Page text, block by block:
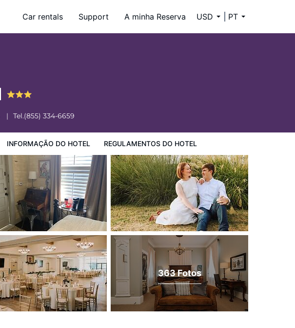
Car rentals Support A minha Reserva USD PT
Tel.(855) 334-6659
INFORMAÇÃO DO HOTEL REGULAMENTOS DO HOTEL
do Hotel
363 Fotos